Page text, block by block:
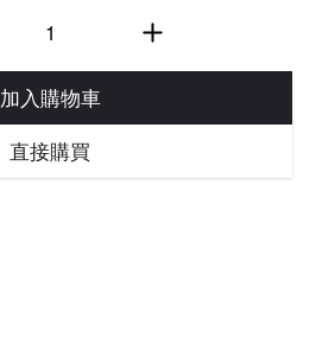
加入購物車
直接購買